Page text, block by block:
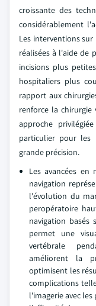
croissante des
considérablement
Les interventions
réalisées à l'aide de
incisions plus
hospitaliers plus
rapport aux
renforce la
approche
particulier pour les
grande précision.
Les avancées
navigation
l'évolution du
peropératoire
navigation basés
permet une
vertébrale
améliorent la
optimisent les
complications
l'imagerie avec